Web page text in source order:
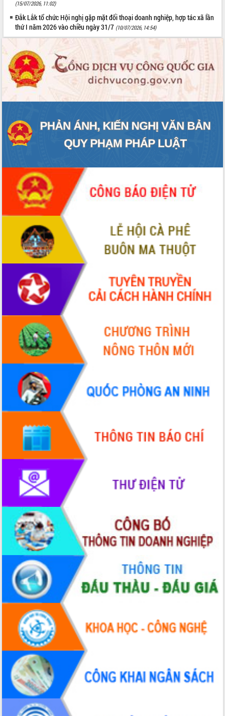
(15/07/2026, 11:02)
Đắk Lắk tổ chức Hội nghị gặp mặt đối thoại doanh nghiệp, hợp tác xã lần
thứ I năm 2026 vào chiều ngày 31/7 (10/07/2026, 14:54)